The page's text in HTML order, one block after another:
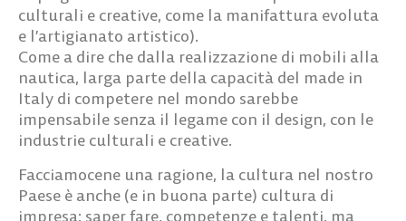
culturali e creative, come la manifattura evoluta
e l’artigianato artistico).
Come a dire che dalla realizzazione di mobili alla
nautica, larga parte della capacità del made in
Italy di competere nel mondo sarebbe
impensabile senza il legame con il design, con le
industrie culturali e creative.
Facciamocene una ragione, la cultura nel nostro
Paese è anche (e in buona parte) cultura di
impresa: saper fare, competenze e talenti, ma